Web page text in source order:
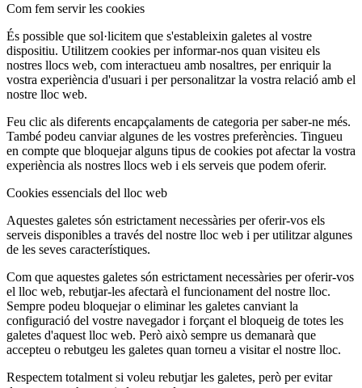
Com fem servir les cookies
És possible que sol·licitem que s'estableixin galetes al vostre
dispositiu. Utilitzem cookies per informar-nos quan visiteu els
nostres llocs web, com interactueu amb nosaltres, per enriquir la
vostra experiència d'usuari i per personalitzar la vostra relació amb el
nostre lloc web.
Feu clic als diferents encapçalaments de categoria per saber-ne més.
També podeu canviar algunes de les vostres preferències. Tingueu
en compte que bloquejar alguns tipus de cookies pot afectar la vostra
experiència als nostres llocs web i els serveis que podem oferir.
Cookies essencials del lloc web
Aquestes galetes són estrictament necessàries per oferir-vos els
serveis disponibles a través del nostre lloc web i per utilitzar algunes
de les seves característiques.
Com que aquestes galetes són estrictament necessàries per oferir-vos
el lloc web, rebutjar-les afectarà el funcionament del nostre lloc.
Sempre podeu bloquejar o eliminar les galetes canviant la
configuració del vostre navegador i forçant el bloqueig de totes les
galetes d'aquest lloc web. Però això sempre us demanarà que
accepteu o rebutgeu les galetes quan torneu a visitar el nostre lloc.
Respectem totalment si voleu rebutjar les galetes, però per evitar